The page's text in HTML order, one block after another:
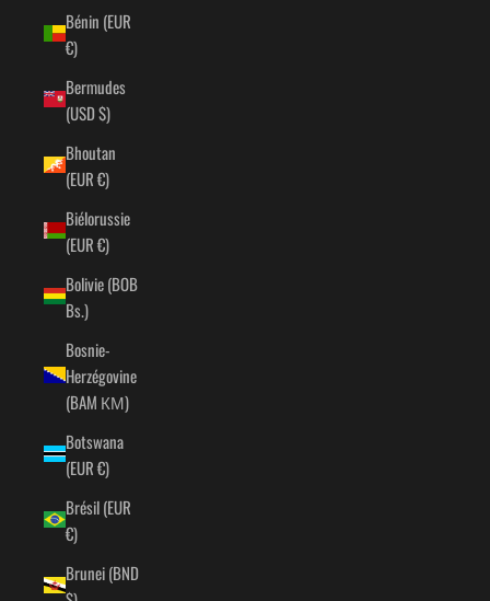
Bénin (EUR
€)
Bermudes
(USD $)
Bhoutan
(EUR €)
Biélorussie
(EUR €)
Bolivie (BOB
Bs.)
Bosnie-
Herzégovine
(BAM КМ)
Botswana
(EUR €)
Brésil (EUR
€)
Brunei (BND